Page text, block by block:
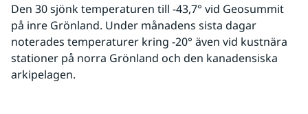
Den 30 sjönk temperaturen till -43,7° vid Geosummit
på inre Grönland. Under månadens sista dagar
noterades temperaturer kring -20° även vid kustnära
stationer på norra Grönland och den kanadensiska
arkipelagen.